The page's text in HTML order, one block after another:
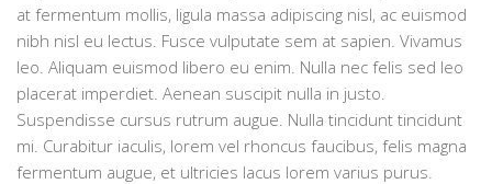
at fermentum mollis, ligula massa adipiscing nisl, ac euismod
nibh nisl eu lectus. Fusce vulputate sem at sapien. Vivamus
leo. Aliquam euismod libero eu enim. Nulla nec felis sed leo
placerat imperdiet. Aenean suscipit nulla in justo.
Suspendisse cursus rutrum augue. Nulla tincidunt tincidunt
mi. Curabitur iaculis, lorem vel rhoncus faucibus, felis magna
fermentum augue, et ultricies lacus lorem varius purus.